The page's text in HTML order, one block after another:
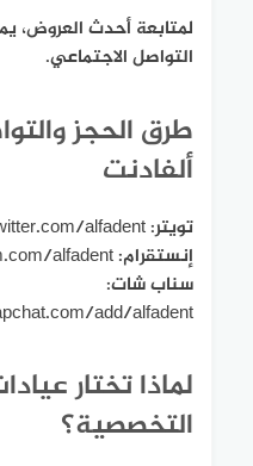
لمتابعة أحدث العروض،
التواصل الاجتماعي.
طرق الحجز
ألفادنت
تويتر: https://twitter.com/alfadent
إنستقرام: https://www.instagram.com/alfadent
سناب شات:
add/alfadent
لماذا تختار
التخصصية؟